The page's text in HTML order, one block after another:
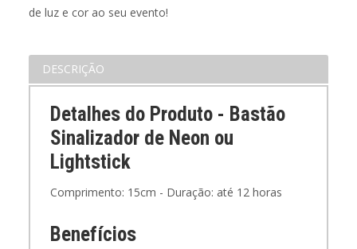
de luz e cor ao seu evento!
DESCRIÇÃO
Detalhes do Produto - Bastão
Sinalizador de Neon ou
Lightstick
Comprimento: 15cm - Duração: até 12 horas
Benefícios